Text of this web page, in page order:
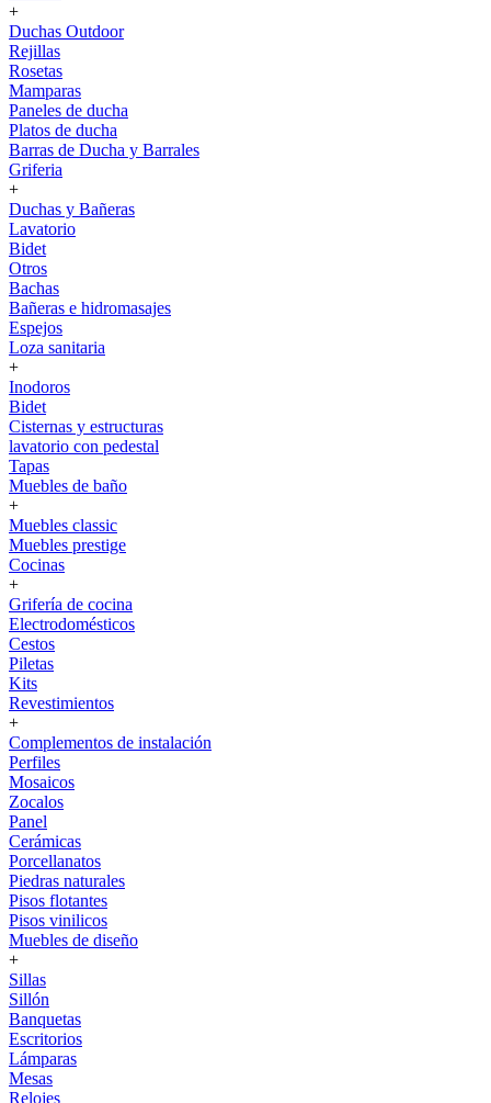
+
Duchas Outdoor
Rejillas
Rosetas
Mamparas
Paneles de ducha
Platos de ducha
Barras de Ducha y Barrales
Griferia
+
Duchas y Bañeras
Lavatorio
Bidet
Otros
Bachas
Bañeras e hidromasajes
Espejos
Loza sanitaria
+
Inodoros
Bidet
Cisternas y estructuras
lavatorio con pedestal
Tapas
Muebles de baño
+
Muebles classic
Muebles prestige
Cocinas
+
Grifería de cocina
Electrodomésticos
Cestos
Piletas
Kits
Revestimientos
+
Complementos de instalación
Perfiles
Mosaicos
Zocalos
Panel
Cerámicas
Porcellanatos
Piedras naturales
Pisos flotantes
Pisos vinilicos
Muebles de diseño
+
Sillas
Sillón
Banquetas
Escritorios
Lámparas
Mesas
Relojes